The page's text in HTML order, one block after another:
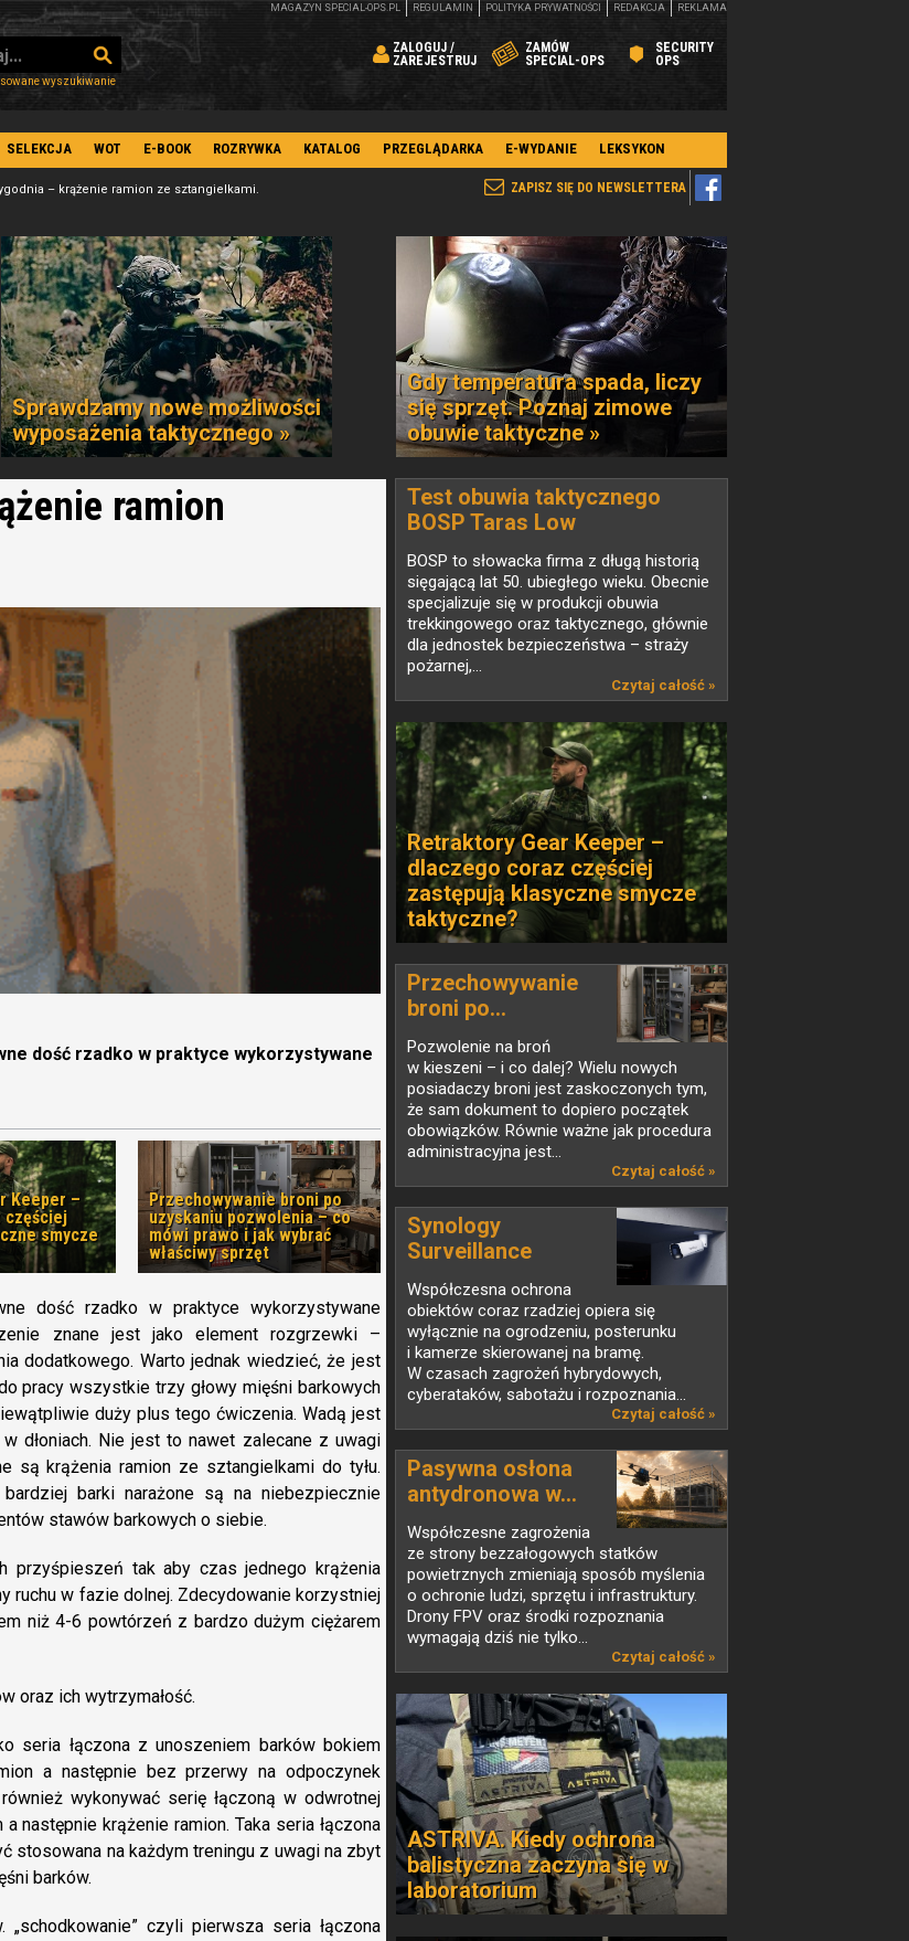
wyszukiwanie
ZALOGUJ /
ZAREJESTRUJ
ZAMÓW
SPECIAL-OPS
SECURITY
OPS
MAGAZYN SPECIAL-OPS.PL REGULAMIN POLITYKA PRYWATNOŚCI REDAKCJA REKLAMA
SELEKCJA WOT E-BOOK ROZRYWKA KATALOG PRZEGLĄDARKA E-WYDANIE LEKSYKON
ZAPISZ SIĘ DO NEWSLETTERA
– krążenie ramion ze sztangielkami.
Sprawdzamy nowe możliwości
wyposażenia taktycznego »
Gdy temperatura spada, liczy
się sprzęt. Poznaj zimowe
obuwie taktyczne »
ramion
dość rzadko w praktyce wykorzystywane
Keeper –
częściej
smycze
Przechowywanie broni po
uzyskaniu pozwolenia – co
mówi prawo i jak wybrać
właściwy sprzęt
dość rzadko w praktyce wykorzystywane
znane jest jako element rozgrzewki –
dodatkowego. Warto jednak wiedzieć, że jest
pracy wszystkie trzy głowy mięśni barkowych
duży plus tego ćwiczenia. Wadą jest
dłoniach. Nie jest to nawet zalecane z uwagi
są krążenia ramion ze sztangielkami do tyłu.
barki narażone są na niebezpiecznie
stawów barkowych o siebie.
przyśpieszeń tak aby czas jednego krążenia
ruchu w fazie dolnej. Zdecydowanie korzystniej
niż 4-6 powtórzeń z bardzo dużym ciężarem
oraz ich wytrzymałość.
seria łączona z unoszeniem barków bokiem
a następnie bez przerwy na odpoczynek
wykonywać serię łączoną w odwrotnej
następnie krążenie ramion. Taka seria łączona
stosowana na każdym treningu z uwagi na zbyt
barków.
czyli pierwsza seria łączona
Test obuwia taktycznego
BOSP Taras Low
BOSP to słowacka firma z długą historią
sięgającą lat 50. ubiegłego wieku. Obecnie
specjalizuje się w produkcji obuwia
trekkingowego oraz taktycznego, głównie
dla jednostek bezpieczeństwa – straży
pożarnej,...
Czytaj całość »
Retraktory Gear Keeper –
dlaczego coraz częściej
zastępują klasyczne smycze
taktyczne?
Przechowywanie
broni po...
Pozwolenie na broń
w kieszeni – i co dalej? Wielu nowych
posiadaczy broni jest zaskoczonych tym,
że sam dokument to dopiero początek
obowiązków. Równie ważne jak procedura
administracyjna jest...
Czytaj całość »
Synology
Surveillance
Station...
Współczesna ochrona
obiektów coraz rzadziej opiera się
wyłącznie na ogrodzeniu, posterunku
i kamerze skierowanej na bramę.
W czasach zagrożeń hybrydowych,
cyberataków, sabotażu i rozpoznania...
Czytaj całość »
Pasywna osłona
antydronowa w...
Współczesne zagrożenia
ze strony bezzałogowych statków
powietrznych zmieniają sposób myślenia
o ochronie ludzi, sprzętu i infrastruktury.
Drony FPV oraz środki rozpoznania
wymagają dziś nie tylko...
Czytaj całość »
ASTRIVA. Kiedy ochrona
balistyczna zaczyna się w
laboratorium